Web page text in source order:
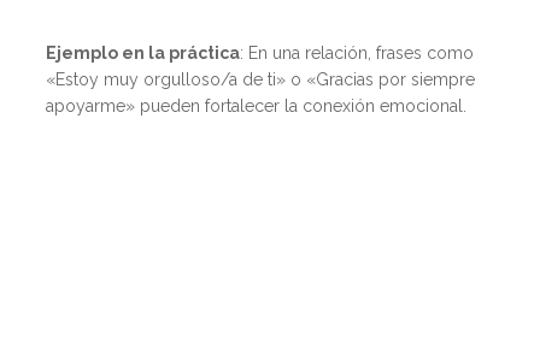
Ejemplo en la práctica: En una relación, frases como
«Estoy muy orgulloso/a de ti» o «Gracias por siempre
apoyarme» pueden fortalecer la conexión emocional.